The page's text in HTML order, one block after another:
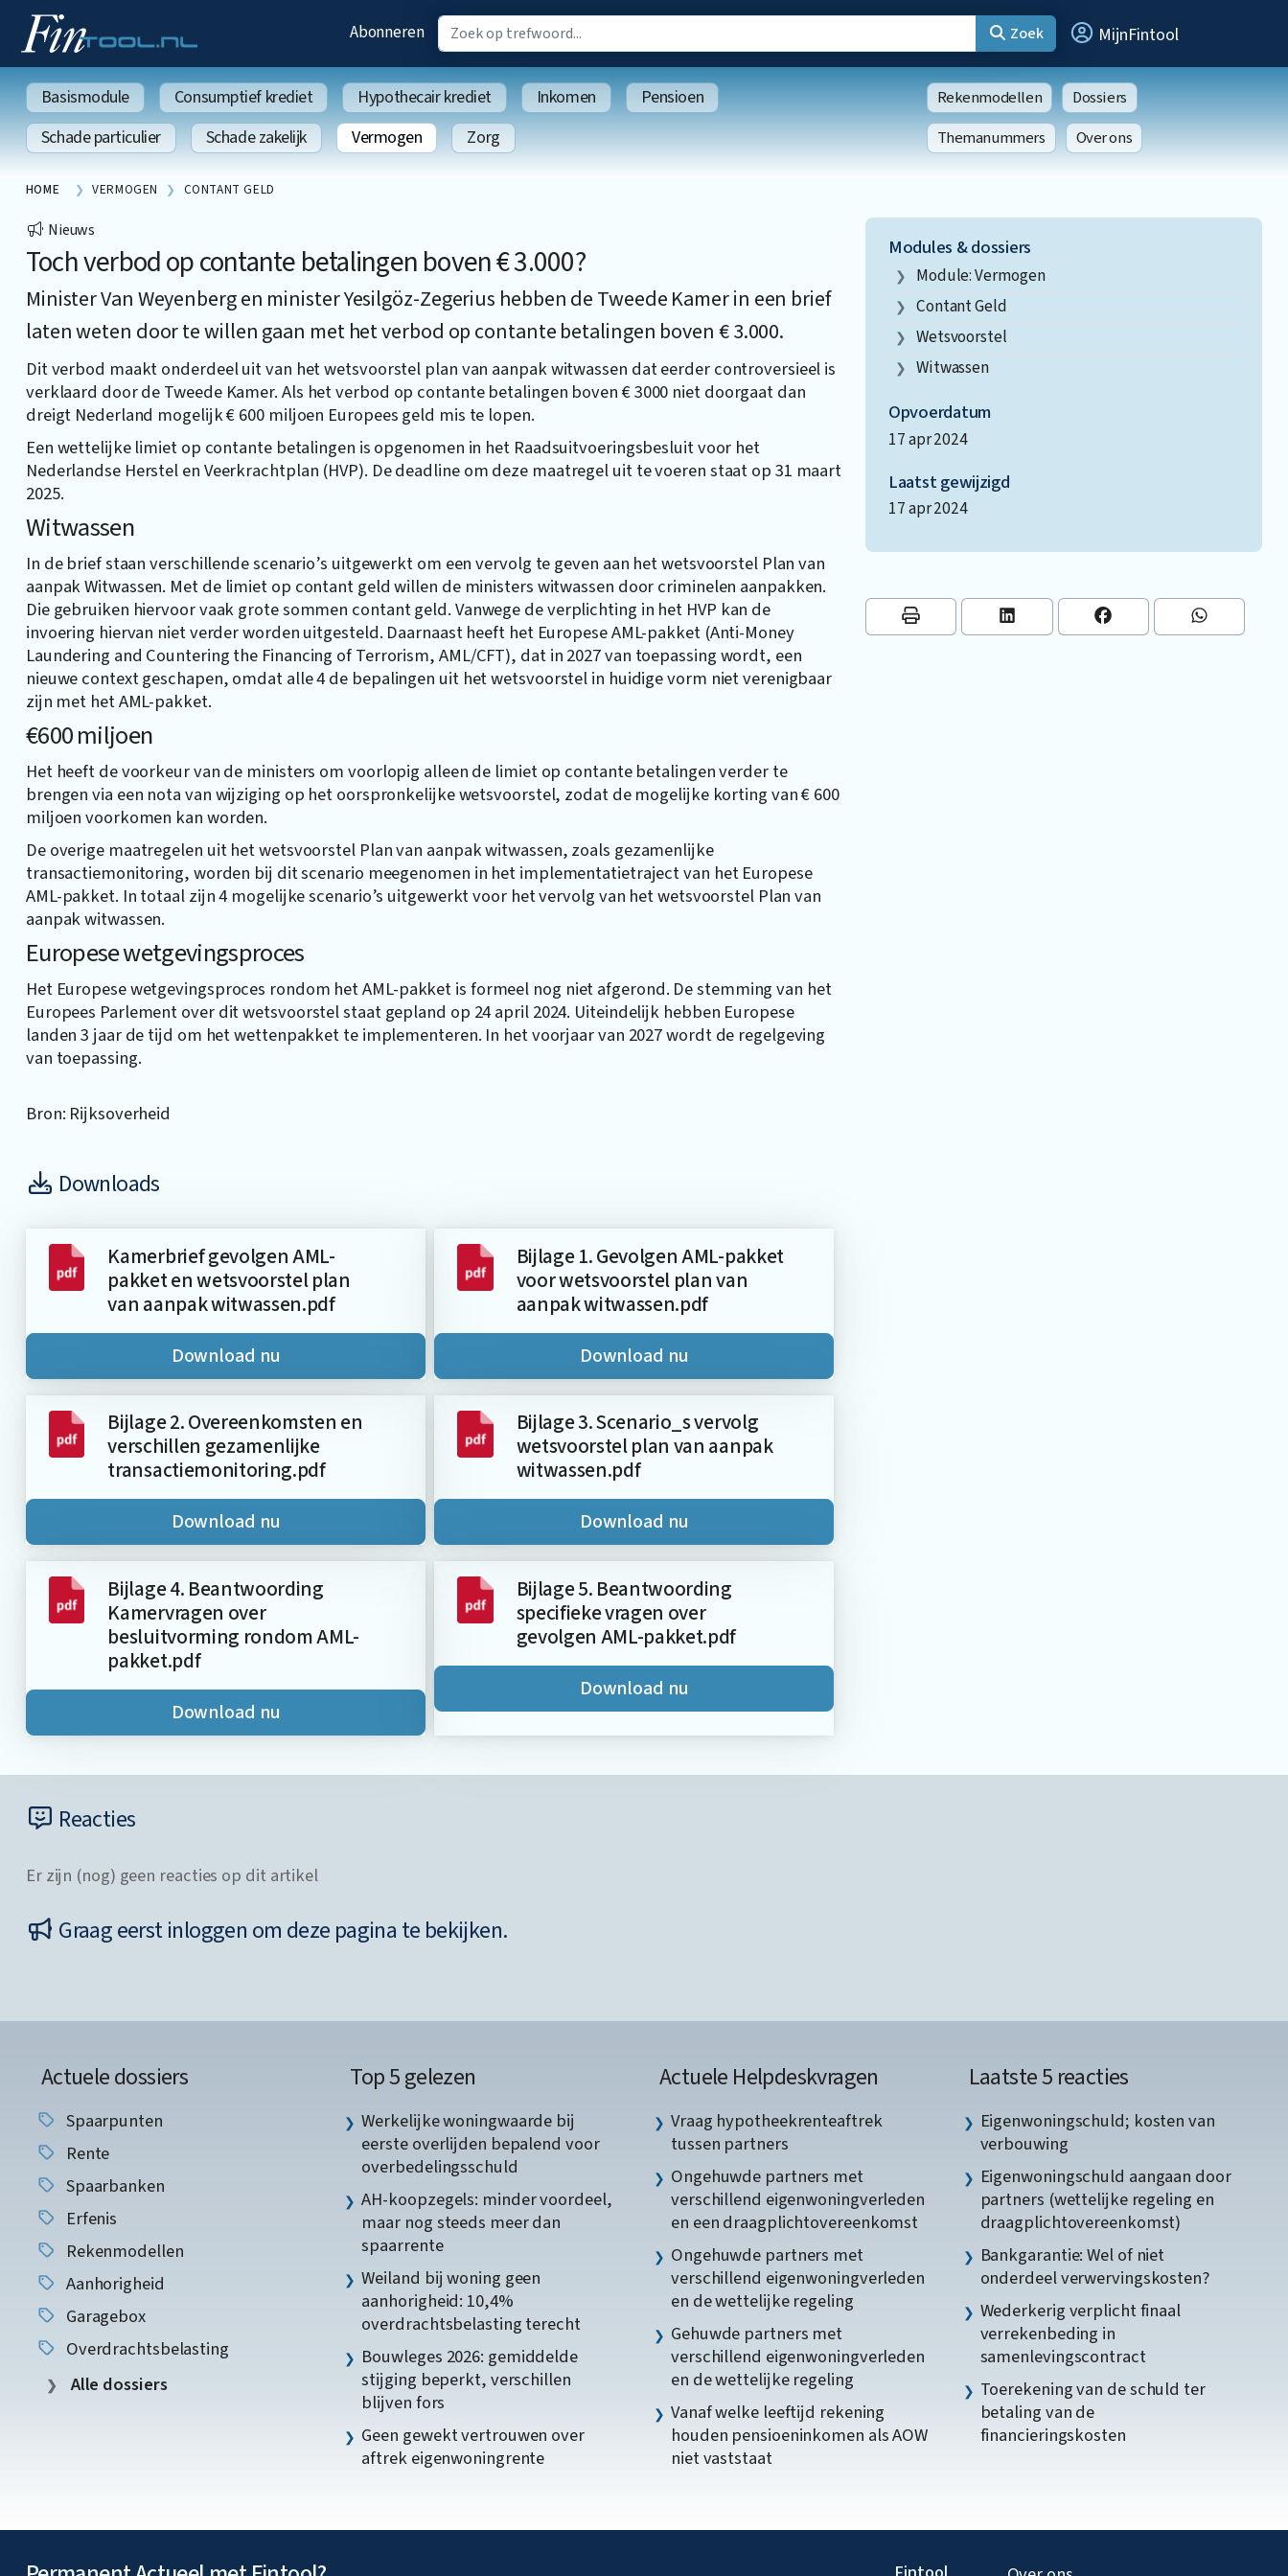
Abonneren Zoek MijnFintool
Basismodule Consumptief krediet Hypothecair krediet Inkomen
Pensioen
Schade particulier
Schade zakelijk Vermogen Zorg
Rekenmodellen
Dossiers
Themanummers
Over ons
HOME VERMOGEN CONTANT GELD
Nieuws
Toch verbod op contante betalingen boven € 3.000?
Minister Van Weyenberg en minister Yesilgöz-Zegerius hebben de Tweede Kamer in een brief
laten weten door te willen gaan met het verbod op contante betalingen boven € 3.000.
Dit verbod maakt onderdeel uit van het wetsvoorstel plan van aanpak witwassen dat eerder controversieel is
verklaard door de Tweede Kamer. Als het verbod op contante betalingen boven € 3000 niet doorgaat dan
dreigt Nederland mogelijk € 600 miljoen Europees geld mis te lopen.
Een wettelijke limiet op contante betalingen is opgenomen in het Raadsuitvoeringsbesluit voor het
Nederlandse Herstel en Veerkrachtplan (HVP). De deadline om deze maatregel uit te voeren staat op 31 maart
2025.
Witwassen
In de brief staan verschillende scenario’s uitgewerkt om een vervolg te geven aan het wetsvoorstel Plan van
aanpak Witwassen. Met de limiet op contant geld willen de ministers witwassen door criminelen aanpakken.
Die gebruiken hiervoor vaak grote sommen contant geld. Vanwege de verplichting in het HVP kan de
invoering hiervan niet verder worden uitgesteld. Daarnaast heeft het Europese AML-pakket (Anti-Money
Laundering and Countering the Financing of Terrorism, AML/CFT), dat in 2027 van toepassing wordt, een
nieuwe context geschapen, omdat alle 4 de bepalingen uit het wetsvoorstel in huidige vorm niet verenigbaar
zijn met het AML-pakket.
€600 miljoen
Het heeft de voorkeur van de ministers om voorlopig alleen de limiet op contante betalingen verder te
brengen via een nota van wijziging op het oorspronkelijke wetsvoorstel, zodat de mogelijke korting van € 600
miljoen voorkomen kan worden.
De overige maatregelen uit het wetsvoorstel Plan van aanpak witwassen, zoals gezamenlijke
transactiemonitoring, worden bij dit scenario meegenomen in het implementatietraject van het Europese
AML-pakket. In totaal zijn 4 mogelijke scenario’s uitgewerkt voor het vervolg van het wetsvoorstel Plan van
aanpak witwassen.
Europese wetgevingsproces
Het Europese wetgevingsproces rondom het AML-pakket is formeel nog niet afgerond. De stemming van het
Europees Parlement over dit wetsvoorstel staat gepland op 24 april 2024. Uiteindelijk hebben Europese
landen 3 jaar de tijd om het wettenpakket te implementeren. In het voorjaar van 2027 wordt de regelgeving
van toepassing.
Bron: Rijksoverheid
Downloads
Kamerbrief gevolgen AML-
pakket en wetsvoorstel plan
van aanpak witwassen.pdf
Download nu
Bijlage 1. Gevolgen AML-pakket
voor wetsvoorstel plan van
aanpak witwassen.pdf
Download nu
Bijlage 2. Overeenkomsten en
verschillen gezamenlijke
transactiemonitoring.pdf
Download nu
Bijlage 3. Scenario_s vervolg
wetsvoorstel plan van aanpak
witwassen.pdf
Download nu
Bijlage 4. Beantwoording
Kamervragen over
besluitvorming rondom AML-
pakket.pdf
Download nu
Bijlage 5. Beantwoording
specifieke vragen over
gevolgen AML-pakket.pdf
Download nu
Modules & dossiers
Module: Vermogen
Contant Geld
Wetsvoorstel
Witwassen
Opvoerdatum
17 apr 2024
Laatst gewijzigd
17 apr 2024
Reacties
Er zijn (nog) geen reacties op dit artikel
Graag eerst inloggen om deze pagina te bekijken.
Actuele dossiers
Spaarpunten
Rente
Spaarbanken
Erfenis
Rekenmodellen
Aanhorigheid
Garagebox
Overdrachtsbelasting
Alle dossiers
Top 5 gelezen
Werkelijke woningwaarde bij
eerste overlijden bepalend voor
overbedelingsschuld
AH-koopzegels: minder voordeel,
maar nog steeds meer dan
spaarrente
Weiland bij woning geen
aanhorigheid: 10,4%
overdrachtsbelasting terecht
Bouwleges 2026: gemiddelde
stijging beperkt, verschillen
blijven fors
Geen gewekt vertrouwen over
aftrek eigenwoningrente
Actuele Helpdeskvragen
Vraag hypotheekrenteaftrek
tussen partners
Ongehuwde partners met
verschillend eigenwoningverleden
en een draagplichtovereenkomst
Ongehuwde partners met
verschillend eigenwoningverleden
en de wettelijke regeling
Gehuwde partners met
verschillend eigenwoningverleden
en de wettelijke regeling
Vanaf welke leeftijd rekening
houden pensioeninkomen als AOW
niet vaststaat
Laatste 5 reacties
Eigenwoningschuld; kosten van
verbouwing
Eigenwoningschuld aangaan door
partners (wettelijke regeling en
draagplichtovereenkomst)
Bankgarantie: Wel of niet
onderdeel verwervingskosten?
Wederkerig verplicht finaal
verrekenbeding in
samenlevingscontract
Toerekening van de schuld ter
betaling van de
financieringskosten